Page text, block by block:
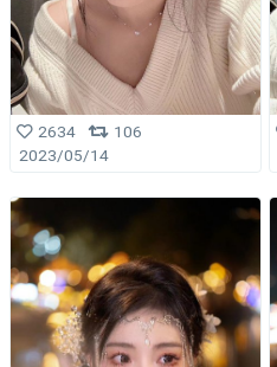
2634
106
2023/05/14